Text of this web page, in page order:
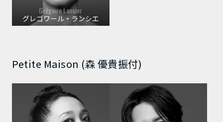
Grégoire Lansier
グレゴワール・ランシエ
Petite Maison (森 優貴振付)